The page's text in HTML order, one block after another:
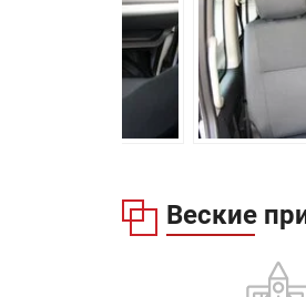
Производство:
Гарантия:
Веские